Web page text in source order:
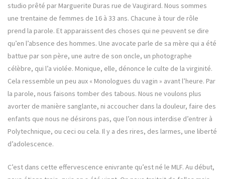
studio prêté par Marguerite Duras rue de Vaugirard. Nous sommes
une trentaine de femmes de 16 à 33 ans. Chacune à tour de rôle
prend la parole. Et apparaissent des choses qui ne peuvent se dire
qu’en l’absence des hommes. Une avocate parle de sa mère qui a été
battue par son père, une autre de son oncle, un photographe
célèbre, qui l’a violée. Monique, elle, dénonce le culte de la virginité.
Cela ressemble un peu aux « Monologues du vagin » avant l’heure. Par
la parole, nous faisons tomber des tabous. Nous ne ­voulons plus
avorter de manière sanglante, ni accoucher dans la douleur, faire des
enfants que nous ne désirons pas, que l’on nous interdise d’entrer à
Polytechnique, ou ceci ou cela. Il y a des rires, des larmes, une liberté
d’adolescence.
C’est dans cette effervescence enivrante qu’est né le MLF. Au début,